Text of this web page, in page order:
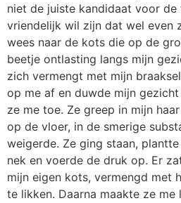
niet de juiste kandidaat voor
vriendelijk wil zijn dat wel even
wees naar de kots die op de
beetje ontlasting langs mijn
zich vermengt met mijn
op me af en duwde mijn gezicht
ze me toe. Ze greep in mijn
op de vloer, in de smerige
weigerde. Ze ging staan,
nek en voerde de druk op. Er
mijn eigen kots, vermengd met
te likken. Daarna maakte ze me